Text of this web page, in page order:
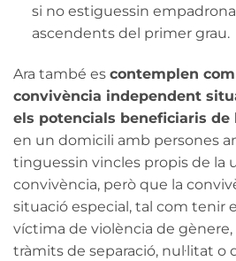
si no estiguessin
ascendents del primer grau.
Ara també es contemplen
convivència independent
els potencials beneficiaris de
en un domicili amb persones
tinguessin vincles propis de la
convivència, però que la
situació especial, tal com tenir
víctima de violència de
tràmits de separació, nul·litat o